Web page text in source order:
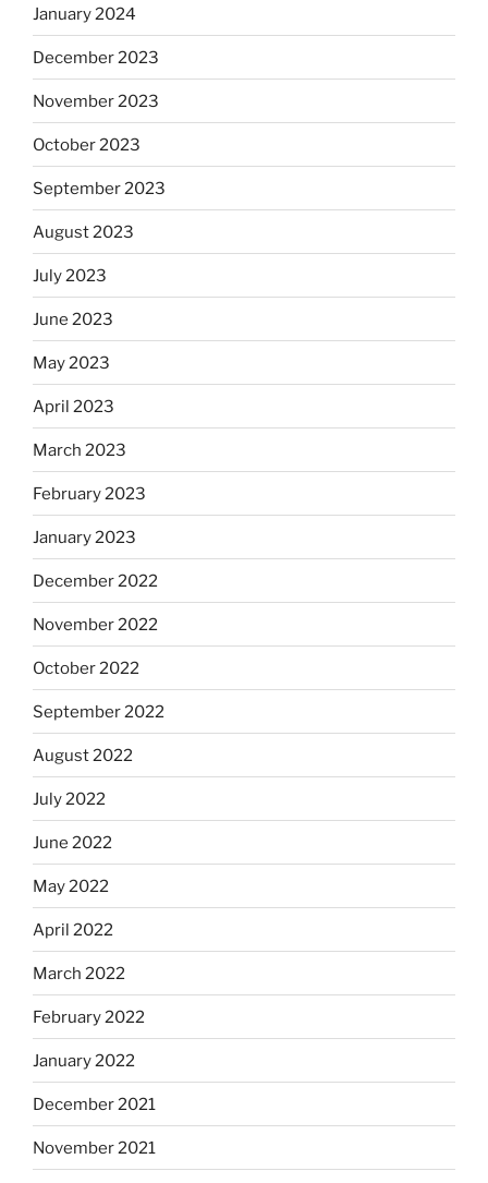
January 2024
December 2023
November 2023
October 2023
September 2023
August 2023
July 2023
June 2023
May 2023
April 2023
March 2023
February 2023
January 2023
December 2022
November 2022
October 2022
September 2022
August 2022
July 2022
June 2022
May 2022
April 2022
March 2022
February 2022
January 2022
December 2021
November 2021